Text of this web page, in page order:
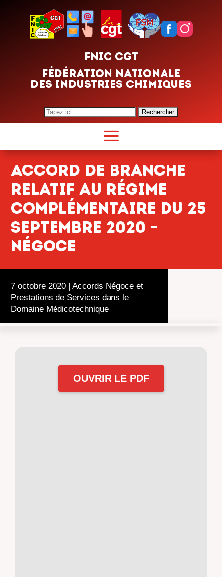
FNIC CGT
FÉDÉRATION NATIONALE
DES INDUSTRIES CHIMIQUES
Search
for:
Accord de branche
relatif au régime
complémentaire du 25
septembre 2020 –
Négoce
7 octobre 2020 | Accords Négoce et
Prestations de Services dans le
Domaine Médicotechnique
OUVRIR LE PDF